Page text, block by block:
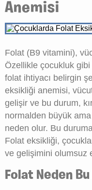
Anemisi
Folat (B9 vitamini),
Özellikle çocukluk gibi
folat ihtiyacı belirgin
eksikliği anemisi,
gelişir ve bu durum,
normalden büyük
neden olur. Bu
Folat eksikliği,
ve gelişimini olumsuz
Folat Neden